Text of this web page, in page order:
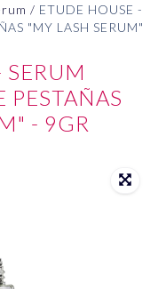
/ ETUDE HOUSE -
"MY LASH SERUM"
PESTAÑAS
- 9GR